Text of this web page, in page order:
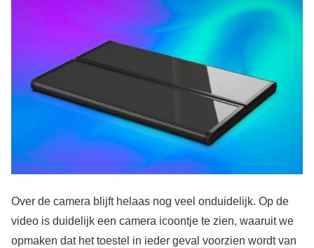
Over de camera blijft helaas nog veel onduidelijk. Op de
video is duidelijk een camera icoontje te zien, waaruit we
opmaken dat het toestel in ieder geval voorzien wordt van